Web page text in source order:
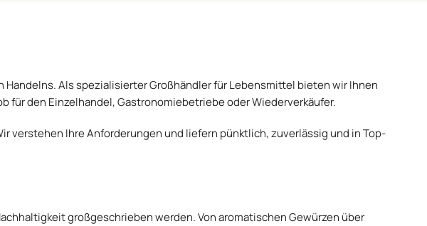
Als spezialisierter Großhändler für Lebensmittel bieten wir Ihnen
den Einzelhandel, Gastronomiebetriebe oder Wiederverkäufer.
verstehen Ihre Anforderungen und liefern pünktlich, zuverlässig und in Top-
großgeschrieben werden. Von aromatischen Gewürzen über